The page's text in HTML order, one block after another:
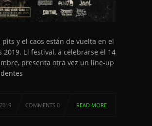
pits y el caos están de vuelta en el
2019. El festival, a celebrarse el 14
presenta otra vez un line-up
COMMENTS 0 READ MORE